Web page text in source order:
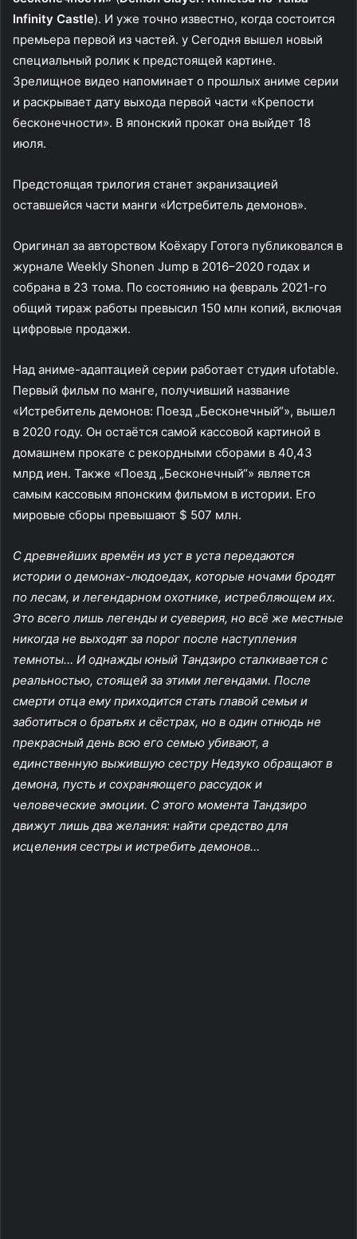
Infinity Castle). И уже точно известно, когда состоится
премьера первой из частей. у Сегодня вышел новый
специальный ролик к предстоящей картине.
Зрелищное видео напоминает о прошлых аниме серии
и раскрывает дату выхода первой части «Крепости
бесконечности». В японский прокат она выйдет 18
июля.
Предстоящая трилогия станет экранизацией
оставшейся части манги «Истребитель демонов».
Оригинал за авторством Коёхару Готогэ публиковался в
журнале Weekly Shonen Jump в 2016–2020 годах и
собрана в 23 тома. По состоянию на февраль 2021-го
общий тираж работы превысил 150 млн копий, включая
цифровые продажи.
Над аниме-адаптацией серии работает студия ufotable.
Первый фильм по манге, получивший название
«Истребитель демонов: Поезд „Бесконечный“», вышел
в 2020 году. Он остаётся самой кассовой картиной в
домашнем прокате с рекордными сборами в 40,43
млрд иен. Также «Поезд „Бесконечный“» является
самым кассовым японским фильмом в истории. Его
мировые сборы превышают $ 507 млн.
С древнейших времён из уст в уста передаются
истории о демонах-людоедах, которые ночами бродят
по лесам, и легендарном охотнике, истребляющем их.
Это всего лишь легенды и суеверия, но всё же местные
никогда не выходят за порог после наступления
темноты… И однажды юный Тандзиро сталкивается с
реальностью, стоящей за этими легендами. После
смерти отца ему приходится стать главой семьи и
заботиться о братьях и сёстрах, но в один отнюдь не
прекрасный день всю его семью убивают, а
единственную выжившую сестру Недзуко обращают в
демона, пусть и сохраняющего рассудок и
человеческие эмоции. С этого момента Тандзиро
движут лишь два желания: найти средство для
исцеления сестры и истребить демонов…